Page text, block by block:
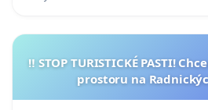
‼️ STOP TURISTICKÉ PASTI!
prostoru na